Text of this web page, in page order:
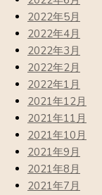
2022年5月
2022年4月
2022年3月
2022年2月
2022年1月
2021年12月
2021年11月
2021年10月
2021年9月
2021年8月
2021年7月